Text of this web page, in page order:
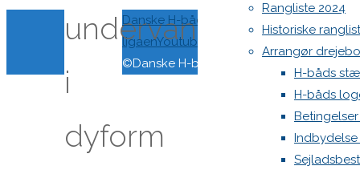
Rangliste 2024
Historiske
Arrangør
H-båds
H-båds
undervanter
i
dyform
Back
to
Top
Danske H-bådssejlere
ligaenYoutube
©Danske H-bådssejlere